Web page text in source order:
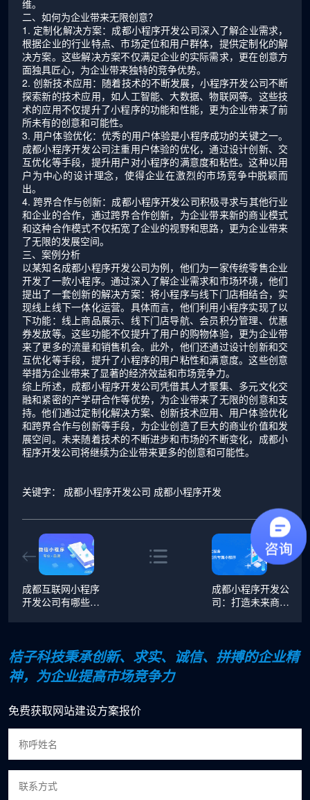
维。
二、如何为企业带来无限创意？
1. 定制化解决方案：成都小程序开发公司深入了解企业需求，
根据企业的行业特点、市场定位和用户群体，提供定制化的解
决方案。这些解决方案不仅满足企业的实际需求，更在创意方
面独具匠心，为企业带来独特的竞争优势。
2. 创新技术应用：随着技术的不断发展，小程序开发公司不断
探索新的技术应用，如人工智能、大数据、物联网等。这些技
术的应用不仅提升了小程序的功能和性能，更为企业带来了前
所未有的创意和可能性。
3. 用户体验优化：优秀的用户体验是小程序成功的关键之一。
成都小程序开发公司注重用户体验的优化，通过设计创新、交
互优化等手段，提升用户对小程序的满意度和粘性。这种以用
户为中心的设计理念，使得企业在激烈的市场竞争中脱颖而
出。
4. 跨界合作与创新：成都小程序开发公司积极寻求与其他行业
和企业的合作，通过跨界合作创新，为企业带来新的商业模式
和这种合作模式不仅拓宽了企业的视野和思路，更为企业带来
了无限的发展空间。
三、案例分析
以某知名成都小程序开发公司为例，他们为一家传统零售企业
开发了一款小程序。通过深入了解企业需求和市场环境，他们
提出了一套创新的解决方案：将小程序与线下门店相结合，实
现线上线下一体化运营。具体而言，他们利用小程序实现了以
下功能：线上商品展示、线下门店导航、会员积分管理、优惠
券发放等。这些功能不仅提升了用户的购物体验，更为企业带
来了更多的流量和销售机会。此外，他们还通过设计创新和交
互优化等手段，提升了小程序的用户粘性和满意度。这些创意
举措为企业带来了显著的经济效益和市场竞争力。
综上所述，成都小程序开发公司凭借其人才聚集、多元文化交
融和紧密的产学研合作等优势，为企业带来了无限的创意和支
持。他们通过定制化解决方案、创新技术应用、用户体验优化
和跨界合作与创新等手段，为企业创造了巨大的商业价值和发
展空间。未来随着技术的不断进步和市场的不断变化，成都小
程序开发公司将继续为企业带来更多的创意和可能性。
关键字： 成都小程序开发公司 成都小程序开发
成都互联网小程序
开发公司有哪些，
成都小程序开发公
司：打造未来商业
桔子科技秉承创新、求实、诚信、拼搏的企业精
神，为企业提高市场竞争力
免费获取网站建设方案报价